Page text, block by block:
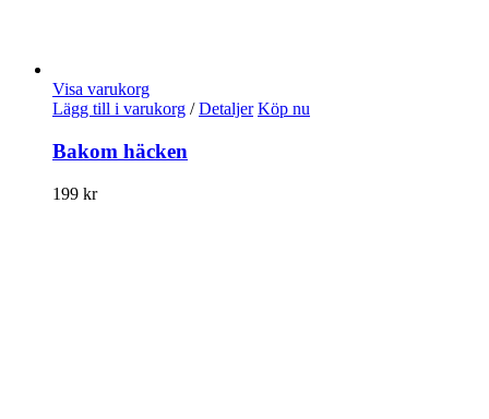
Visa varukorg
Lägg till i varukorg / Detaljer Köp nu
Bakom häcken
199 kr